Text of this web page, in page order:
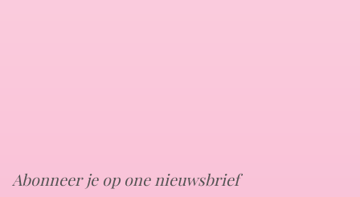
Abonneer je op one nieuwsbrief